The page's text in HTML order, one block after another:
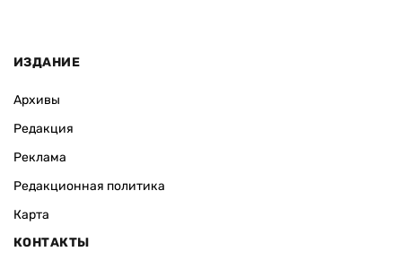
ИЗДАНИЕ
Архивы
Редакция
Реклама
Редакционная политика
Карта
КОНТАКТЫ